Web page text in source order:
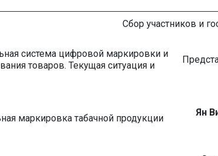
Сбор участников и
система цифровой маркировки и
товаров. Текущая ситуация и
маркировка табачной продукции
Ян